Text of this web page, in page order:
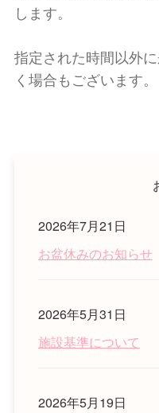
します。
指定された時間以外
く場合もございます。
2026年7月21日
お盆休みのお知らせ
2026年5月31日
施設基準について
2026年5月19日